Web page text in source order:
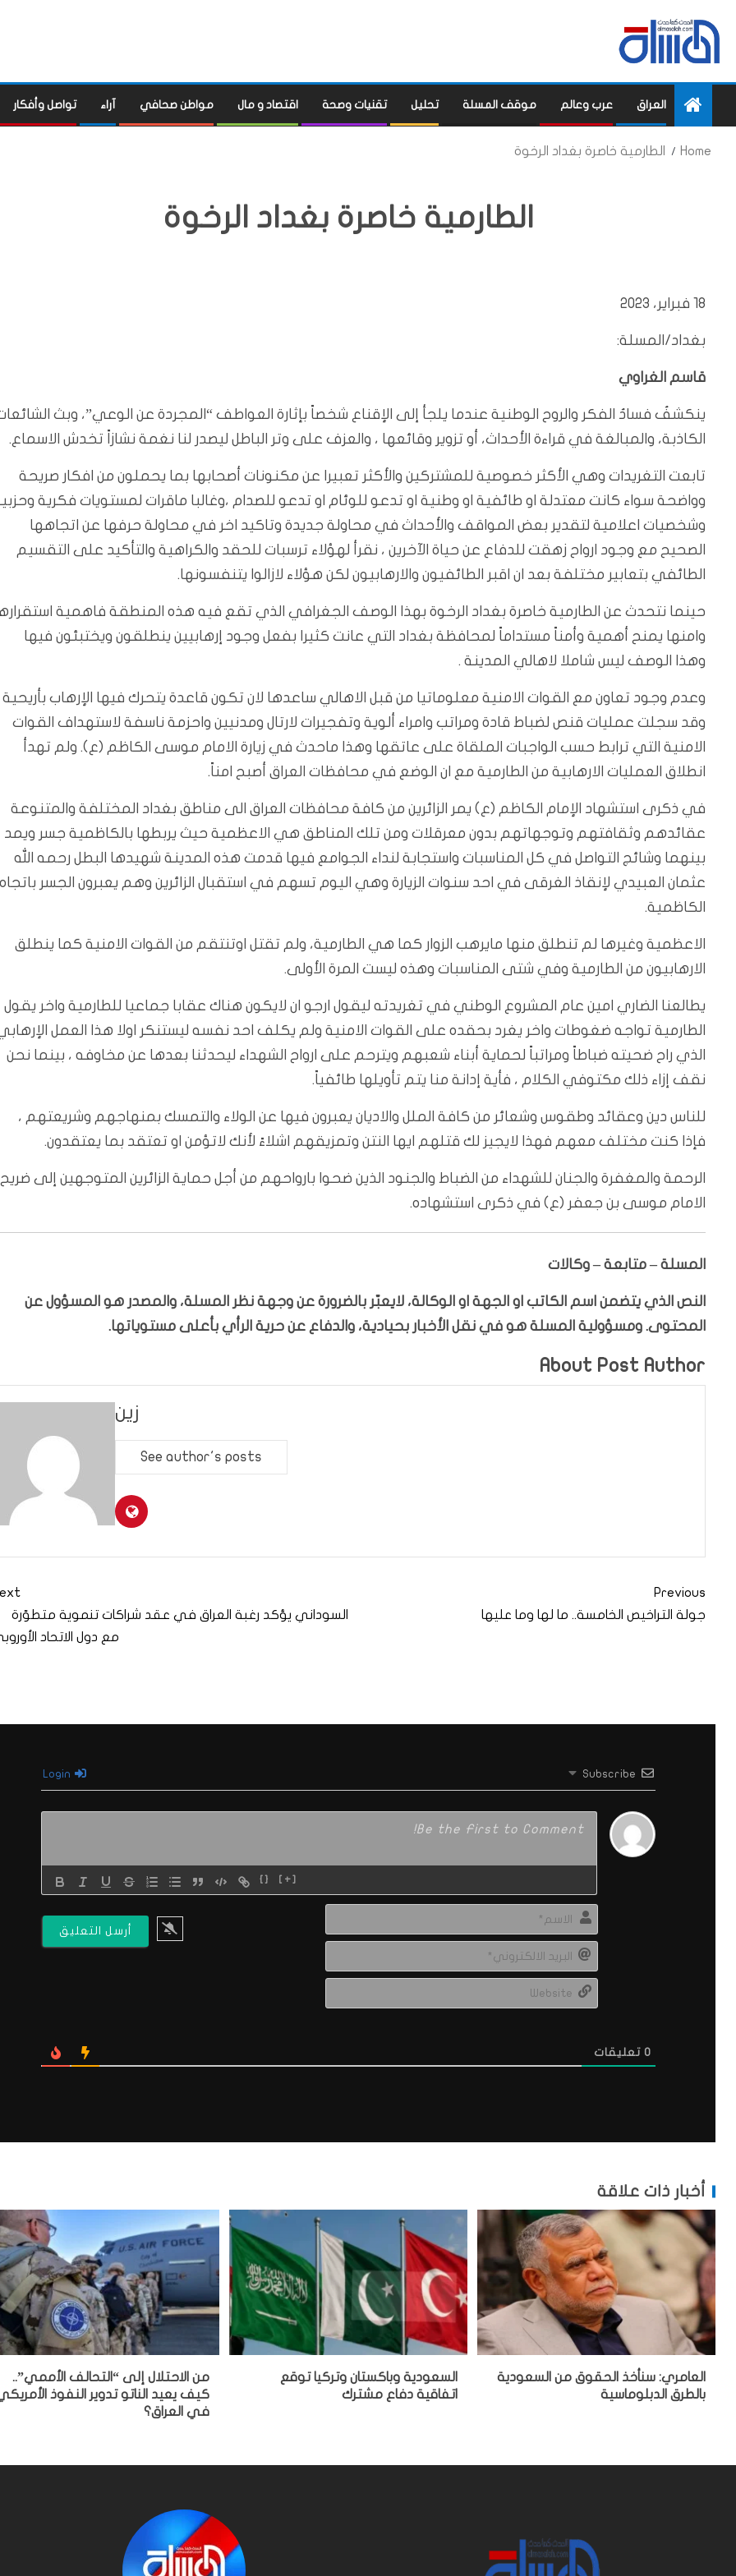
العراق عرب وعالم موقف المسلة تحليل تقنيات وصحة اقتصاد و مال مواطن صحافي آراء تواصل وأفكار
Home الطارمية خاصرة بغداد الرخوة
الطارمية خاصرة بغداد الرخوة
18 فبراير، 2023
بغداد/المسلة:
قاسم الغراوي
ينكشفُ فسادُ الفكر والروح الوطنية عندما يلجأ إلى الإقناع شخصاً بإثارة العواطف “المجردة عن الوعي”، وبث
الكاذبة، والمبالغة في قراءة الأحداث، أو تزوير وقائعها ، والعزف على وتر الباطل ليصدر لنا نغمة نشازاً تخدش الاسماع.
تابعت التغريدات وهي الأكثر خصوصية للمشتركين والأكثر تعبيرا عن مكنونات أصحابها بما يحملون من افكار صريحة
وواضحة سواء كانت معتدلة او طائفية او وطنية او تدعو للوئام او تدعو للصدام ،وغالبا ماقرات لمستويات فكرية
وشخصيات اعلامية لتقدير بعض المواقف والأحداث في محاولة جديدة وتاكيد اخر في محاولة حرفها عن اتجاهها
الصحيح مع وجود ارواح زهقت للدفاع عن حياة الآخرين ، نقرأ لهؤلاء ترسبات للحقد والكراهية والتأكيد على التقسيم
الطائفي بتعابير مختلفة بعد ان اقبر الطائفيون والارهابيون لكن هؤلاء لازالوا يتنفسونها.
حينما نتحدث عن الطارمية خاصرة بغداد الرخوة بهذا الوصف الجغرافي الذي تقع فيه هذه المنطقة فاهمية
وامنها يمنح أهمية وأمناً مستداماً لمحافظة بغداد التي عانت كثيرا بفعل وجود إرهابيين ينطلقون ويختبئون فيها
وهذا الوصف ليس شاملا لاهالي المدينة .
وعدم وجود تعاون مع القوات الامنية معلوماتيا من قبل الاهالي ساعدها لان تكون قاعدة يتحرك فيها الإرهاب بأريحية
وقد سجلت عمليات قنص لضباط قادة ومراتب وامراء ألوية وتفجيرات لارتال ومدنيين واحزمة ناسفة لاستهداف القوات
الامنية التي ترابط حسب الواجبات الملقاة على عاتقها وهذا ماحدث في زيارة الامام موسى الكاظم (ع). ولم تهدأ
انطلاق العمليات الارهابية من الطارمية مع ان الوضع في محافظات العراق أصبح امناً.
في ذكرى استشهاد الإمام الكاظم (ع) يمر الزائرين من كافة محافظات العراق الى مناطق بغداد المختلفة والمتنوعة
عقائدهم وثقافتهم وتوجهاتهم بدون معرقلات ومن تلك المناطق هي الاعظمية حيث يربطها بالكاظمية جسر ويمد
بينهما وشائج التواصل في كل المناسبات واستجابة لنداء الجوامع فيها قدمت هذه المدينة شهيدها البطل رحمه الله
عثمان العبيدي لإنقاذ الغرقى في احد سنوات الزيارة وهي اليوم تسهم في استقبال الزائرين وهم يعبرون الجسر باتجاه
الكاظمية.
الاعظمية وغيرها لم تنطلق منها مايرهب الزوار كما هي الطارمية، ولم تقتل اوتنتقم من القوات الامنية كما ينطلق
الارهابيون من الطارمية وفي شتى المناسبات وهذه ليست المرة الأولى.
يطالعنا الضاري امين عام المشروع الوطني في تغريدته ليقول ارجو ان لايكون هناك عقابا جماعيا للطارمية واخر يقول
الطارمية تواجه ضغوطات واخر يغرد بحقده على القوات الامنية ولم يكلف احد نفسه ليستنكر اولا هذا العمل
الذي راح ضحيته ضباطاً ومراتباً لحماية أبناء شعبهم ويترحم على ارواح الشهداء ليحدثنا بعدها عن مخاوفه ، بينما نحن
نقف إزاء ذلك مكتوفي الكلام ، فأية إدانة منا يتم تأويلها طائفياً.
للناس دين وعقائد وطقوس وشعائر من كافة الملل والاديان يعبرون فيها عن الولاء والتمسك بمنهاجهم وشريعتهم ،
فإذا كنت مختلف معهم فهذا لايجيز لك قتلهم ايها النتن وتمزيقهم اشلاءً لأنك لاتؤمن او تعتقد بما يعتقدون.
الرحمة والمغفرة والجنان للشهداء من الضباط والجنود الذين ضحوا بارواحهم من أجل حماية الزائرين المتوجهين إلى ضريح
الامام موسى بن جعفر (ع) في ذكرى استشهاده.
المسلة – متابعة – وكالات
النص الذي يتضمن اسم الكاتب او الجهة او الوكالة، لايعبّر بالضرورة عن وجهة نظر المسلة، والمصدر هو المسؤول عن
المحتوى. ومسؤولية المسلة هو في نقل الأخبار بحيادية، والدفاع عن حرية الرأي بأعلى مستوياتها.
About Post Author
زين
See author's posts
Previous
جولة التراخيص الخامسة.. ما لها وما عليها
السوداني يؤكد رغبة العراق في عقد شراكات تنموية متطوّرة
مع دول الاتحاد
Subscribe
{} [+]
0 تعليقات
أخبار ذات علاقة
العامري: سنأخذ الحقوق من السعودية
بالطرق الدبلوماسية
السعودية وباكستان وتركيا توقع
اتفاقية دفاع مشترك
من الاحتلال إلى “التحالف الأممي”..
كيف يعيد الناتو تدوير النفوذ
في العراق؟